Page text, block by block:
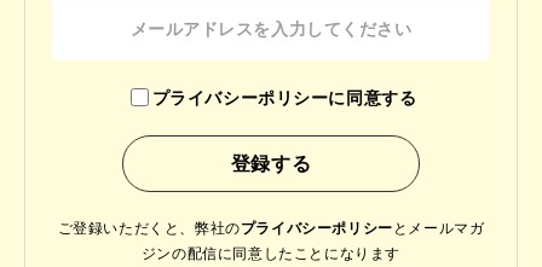
プライバシーポリシーに同意する
ご登録いただくと、弊社のプライバシーポリシー と メールマガ
ジンの配信に同意したことになります